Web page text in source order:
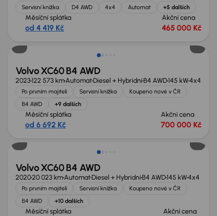
Servisní knížka D4 AWD 4x4 Automat +5 dalších
Měsíční splátka
od 4 419 Kč
Akční cena
465 000 Kč
Zlevněno o 20 000 Kč
Volvo XC60 B4 AWD
2023122 573 kmAutomatDiesel + HybridníB4 AWD145 kW4x4
Po prvním majiteli Servisní knížka
Koupeno nové v ČR
B4 AWD
+9 dalších
Měsíční splátka
od 6 692 Kč
Akční cena
700 000 Kč
Volvo XC60 B4 AWD
202020 023 kmAutomatDiesel + HybridníB4 AWD145 kW4x4
Po prvním majiteli Servisní knížka
Koupeno nové v ČR
B4 AWD
+10 dalších
Měsíční splátka Akční cena